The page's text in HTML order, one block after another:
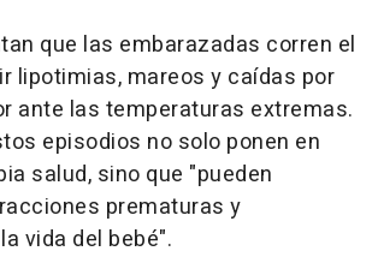
que las embarazadas corren el
lipotimias, mareos y caídas por
ante las temperaturas extremas.
episodios no solo ponen en
salud, sino que "pueden
prematuras y
vida del bebé".